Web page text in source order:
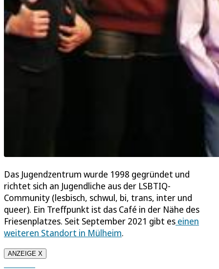
Das Jugendzentrum wurde 1998 gegründet und
richtet sich an Jugendliche aus der LSBTIQ-
Community (lesbisch, schwul, bi, trans, inter und
queer). Ein Treffpunkt ist das Café in der Nähe des
Friesenplatzes. Seit September 2021 gibt es einen
weiteren Standort in Mülheim.
ANZEIGE X